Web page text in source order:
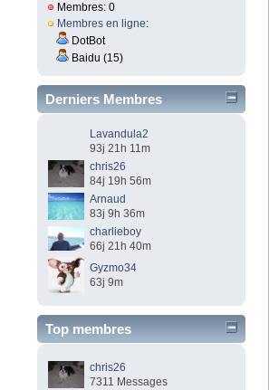
Membres: 0
Membres en ligne:
DotBot
Baidu (15)
Derniers Membres
Lavandula2
93j 21h 11m
chris26
84j 19h 56m
Arnaud
83j 9h 36m
charlieboy
66j 21h 40m
Gyzmo34
63j 9m
Top membres
chris26
7311 Messages